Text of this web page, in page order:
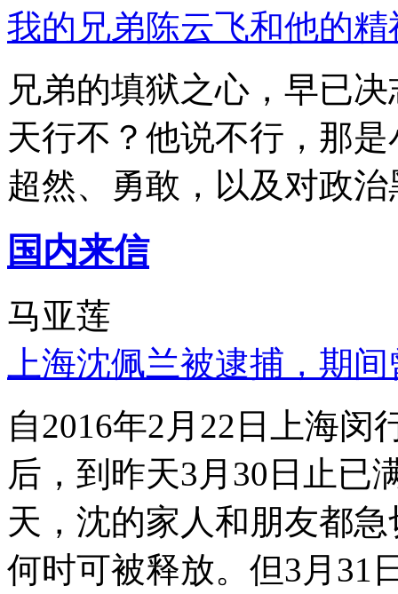
我的兄弟陈云飞和他的
兄弟的填狱之心，早已
天行不？他说不行，那
超然、勇敢，以及对政
国内来信
马亚莲
上海沈佩兰被逮捕，期
自2016年2月22日上海
后，到昨天3月30日止已
天，沈的家人和朋友都
何时可被释放。但3月31